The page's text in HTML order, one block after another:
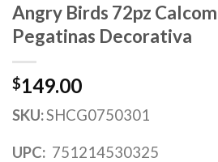
Angry Birds 72pz
Pegatinas Decorativa
$149.00
SKU:SHCG0750301
UPC: 751214530325